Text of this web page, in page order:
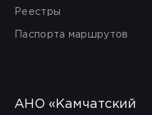
Реестры
Паспорта маршрутов
АНО «Камчатский